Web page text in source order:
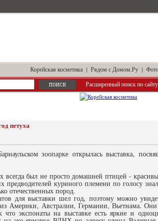
Корейская косметика | Рядом с Домом.Ру |
Расширенный поиск по сайту
петуха
зоопарке открылась выставка,
всегда был не просто домашней птицей -
предводителей куриного племени по голосу
отечественных пород.
для выставки шел год, поэтому можно
Америки, Австралии, Германии, Вьетнама.
что экспонаты на выставке есть яркие и